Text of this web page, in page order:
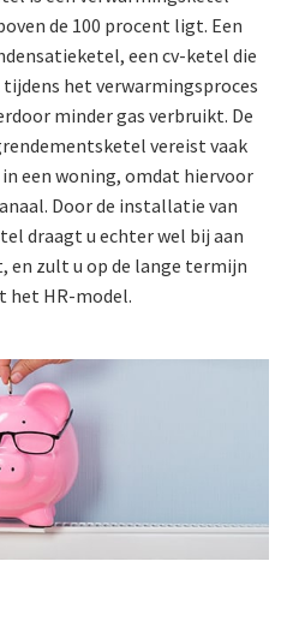
de 100 procent ligt. Een
een cv-ketel die
het verwarmingsproces
minder gas verbruikt. De
vereist vaak
een woning, omdat hiervoor
Door de installatie van
draagt u echter wel bij aan
en zult u op de lange termijn
het HR-model.